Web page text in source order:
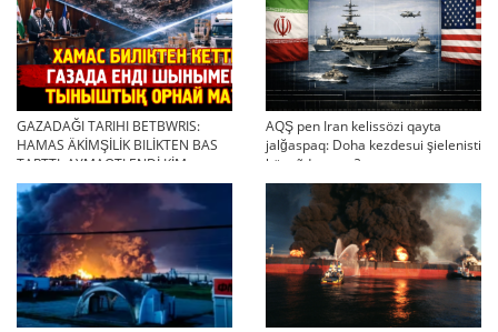
GAZADAĞI TARIHI BETBWRIS:
HAMAS ÄKİMŞİLİK BILİKTEN BAS
TARTTI. AYMAQTI ENDİ KİM
BASQARADI?
AQŞ pen Iran kelissözi qayta
jalğaspaq: Doha kezdesui şielenisti
bäseñdete me?